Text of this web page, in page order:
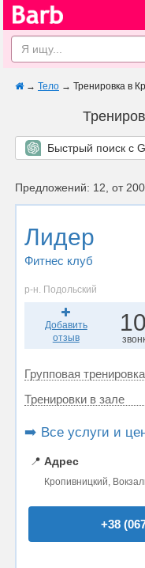
→ Тело → Тренировка в
Быстрый поиск с
Предложений: 12, от
Лидер
Фитнес клуб
р-н. Подольский
Добавить
отзыв
Групповая тренировка
Тренировки в зале
➡️ Все услуги и
📍 Адрес
Кропивницкий,
+38